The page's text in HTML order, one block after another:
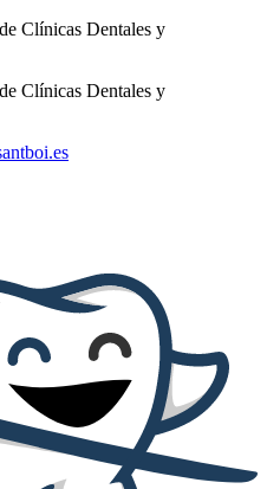
Clínicas Dentales y
Clínicas Dentales y